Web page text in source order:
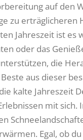
auf den
zu erträglicheren
Jahreszeit ist es
oder das
die
aus dieser
kalte Jahreszeit
mit
Egal, ob